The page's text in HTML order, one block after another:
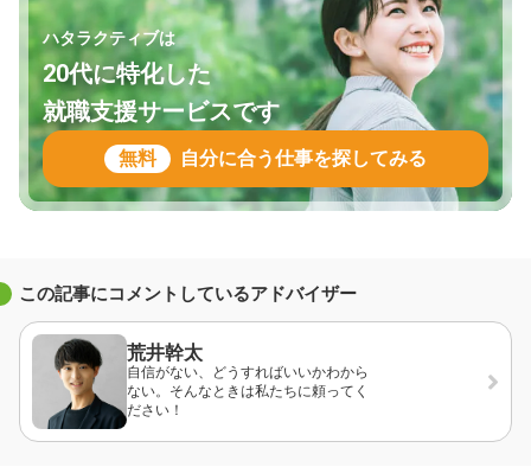
ハタラクティブは
20代に特化した
就職支援サービスです
無料 自分に合う仕事を探してみる
この記事にコメントしているアドバイザー
荒井幹太
自信がない、どうすればいいかわから
ない。そんなときは私たちに頼ってく
ださい！